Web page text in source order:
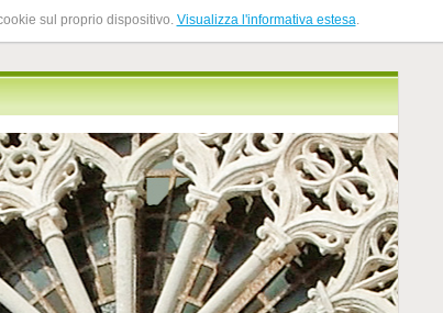
sul proprio dispositivo. Visualizza l'informativa estesa.